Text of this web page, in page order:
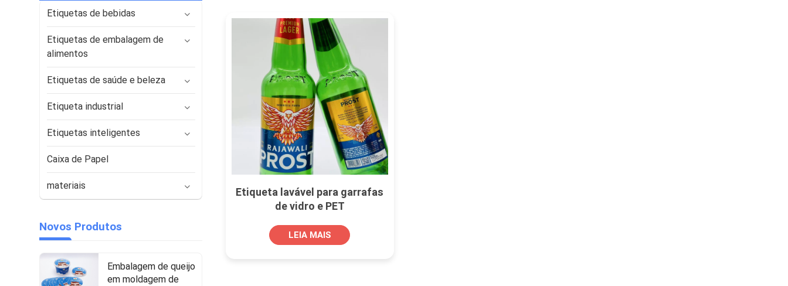
Etiquetas de bebidas
Etiquetas de embalagem de
alimentos
Etiquetas de saúde e beleza
Etiqueta industrial
Etiquetas inteligentes
Caixa de Papel
materiais
Novos Produtos
Embalagem de queijo
em moldagem de
Etiqueta lavável para garrafas
de vidro e PET
LEIA MAIS